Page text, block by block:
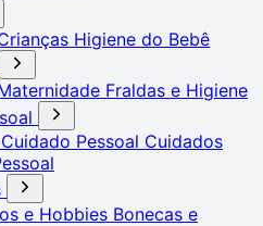
Higiene do Bebê
Fraldas e Higiene
Pessoal Cuidados
e Hobbies Bonecas e